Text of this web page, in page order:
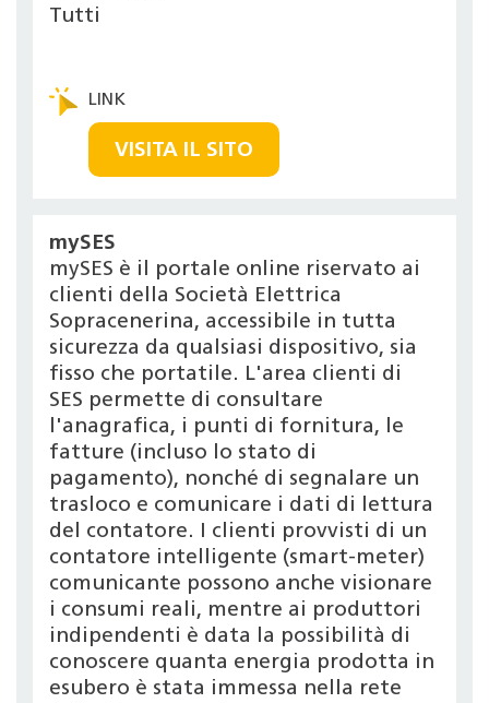
Tutti
VISITA IL SITO
mySES
mySES è il portale online riservato ai
clienti della Società Elettrica
Sopracenerina, accessibile in tutta
sicurezza da qualsiasi dispositivo, sia
fisso che portatile. L'area clienti di
SES permette di consultare
l'anagrafica, i punti di fornitura, le
fatture (incluso lo stato di
pagamento), nonché di segnalare un
trasloco e comunicare i dati di lettura
del contatore. I clienti provvisti di un
contatore intelligente (smart-meter)
comunicante possono anche visionare
i consumi reali, mentre ai produttori
indipendenti è data la possibilità di
conoscere quanta energia prodotta in
esubero è stata immessa nella rete